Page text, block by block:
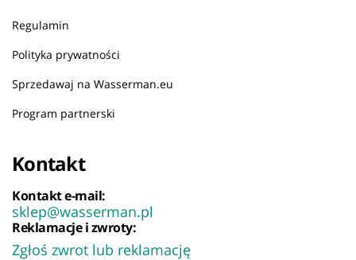
Regulamin
Polityka prywatności
Sprzedawaj na Wasserman.eu
Program partnerski
Kontakt
Kontakt e-mail:
sklep@wasserman.pl
Reklamacje i zwroty:
Zgłoś zwrot lub reklamację